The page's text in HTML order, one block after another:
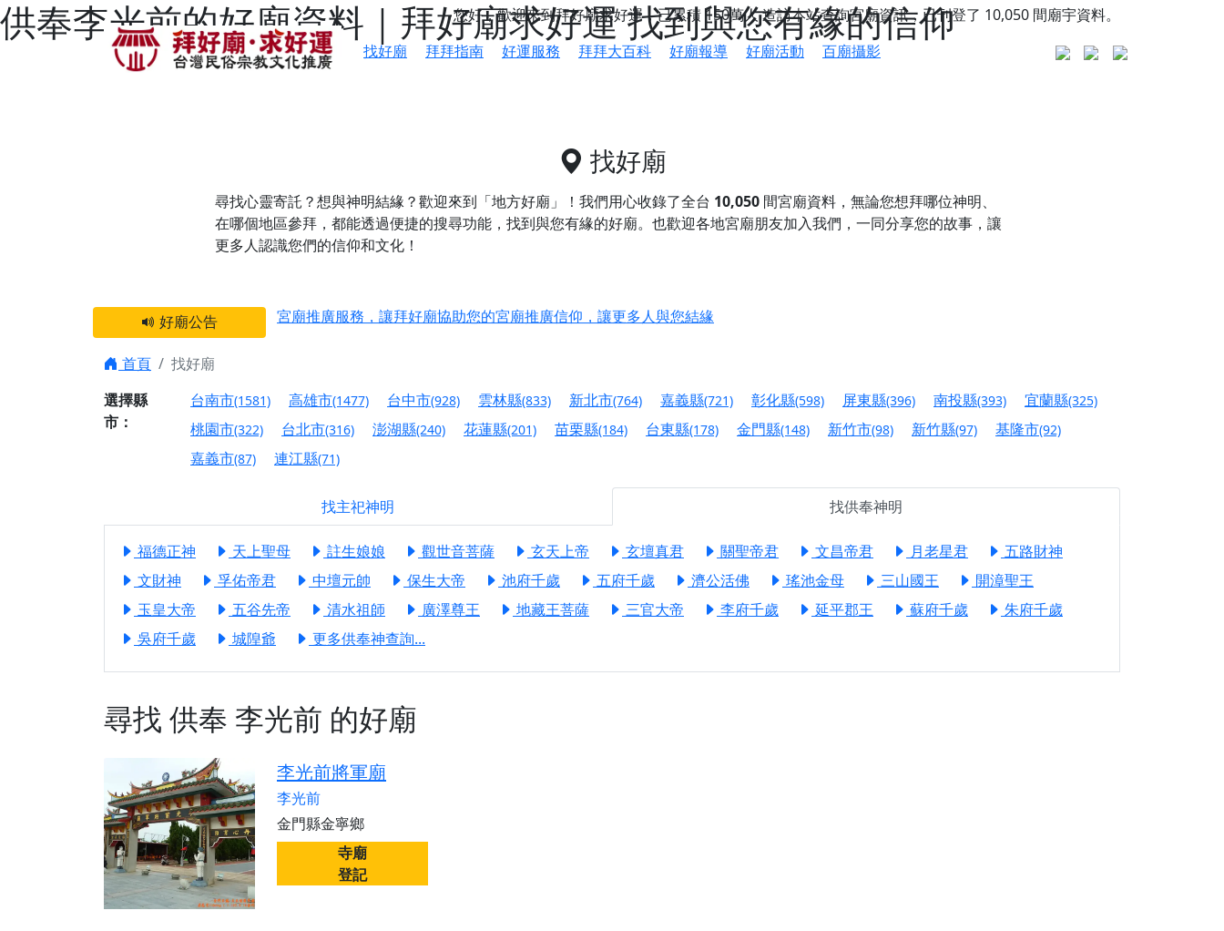
供奉李光前的好廟資料｜拜好廟求好運 找到與您有緣的信仰
您好，歡迎來到拜好廟求好運，已累積150萬人造訪本站查詢宮廟資訊，已刊登了 10,050 間廟宇資料。
找好廟
拜拜指南 好運服務 拜拜大百科 好廟報導 好廟活動 百廟攝影
找好廟
尋找心靈寄託？想與神明結緣？歡迎來到「地方好廟」！我們用心收錄了全台 10,050 間宮廟資料，無論您想拜哪位神明、
在哪個地區參拜，都能透過便捷的搜尋功能，找到與您有緣的好廟。 也歡迎各地宮廟朋友加入我們，一同分享您的故事，讓
更多人認識您們的信仰和文化！
好廟公告
宮廟推廣服務，讓拜好廟協助您的宮廟推廣信仰，讓更多人與您結緣
【台北北投 唭哩岸慈生宮】慶讚中元普渡法會，誠摯邀請您一同參與，為自己與家人累積福德、祈求平安好運
【屏東縣獅子鄉 楓港清華山聖天宮】驪山母娘聖誕暨中元普渡大法會，誠邀十方善信大德，一同回到母娘慈悲座前，祈福納祥、慎
終追遠、廣植福田
【桃園市 桃園蓮華寺】盂蘭盆中元報恩法會，這場法會不只是超薦與普渡，更是一份對祖先的感恩、對親人的思念，也是為家人祈
【桃園龜山 慈恩宮】丙午年梁皇寶懺法會，一念虔誠禮寶懺，一分懺悔植福田，誠邀十方善信大德共同參與。
【新北貢寮 南極玉明殿】中元普渡大法會，誠摯歡迎十方善信大德隨喜贊普，為祖先親眷祈求安息，也為自身與家人累積福德、種
下善緣。
【桃園慈善宮(天公廟)】中元普渡交給專業的來，省時省力又積福！「玉皇大帝 大天尊」 親自坐鎮主法！幫你累積的功德福報自然
是「超級加倍」！
【台北北投 福慶宮】慶讚中元普渡法會，誠摯邀請十方善信大德，一同回到北投土地公埔，祈願闔家平安、地方祥和、福運綿長。
【桃園龜山 慈恩宮】丙午年慶讚中元普渡法會，正是讓我們用善念與功德，迴向冥陽兩利、闔家平安的殊勝因緣。
【新北八里 紫德宮】丙午年中元普渡讚普超薦法會，普施眾生・慎終追遠・廣植福田
【台北北投金虎爺會】父親節陪爸爸一起闖關趣，邀請大小朋友一起留下珍貴的家庭回憶
【新北八里 紫德宮】父親節奉茶感恩活動，一杯茶，一份心意；一句感謝，一生難忘。
【桃園新屋 深圳玄天宮】農曆七月擴大犒軍科儀，吉祥月不只有普渡祈福，也有一份感謝守護的虔誠心意
【桃園新屋 深圳玄天宮】七娘媽聖誕祝壽慶典，誠摯邀請十方善信大德攜家帶眷前來參香，共同向七娘媽祝壽祈福
【桃園慈善宮(天公廟)】虎爺元帥 開光大典，祈求虎爺神威護持，庇佑闔家平安、財運亨通、事業順遂、百邪退散。
首頁
找好廟
選擇縣
市：
台南市(1581) 高雄市(1477) 台中市(928) 雲林縣(833) 新北市(764) 嘉義縣(721) 彰化縣(598) 屏東縣(396) 南投縣(393) 宜蘭縣(325)
桃園市(322) 台北市(316) 澎湖縣(240) 花蓮縣(201) 苗栗縣(184) 台東縣(178) 金門縣(148) 新竹市(98) 新竹縣(97) 基隆市(92)
嘉義市(87) 連江縣(71)
找主祀神明 找供奉神明
福德正神 天上聖母 註生娘娘 觀世音菩薩 玄天上帝 玄壇真君 關聖帝君 文昌帝君 月老星君
五路財神
文財神
孚佑帝君 中壇元帥 保生大帝 池府千歲 五府千歲 濟公活佛 瑤池金母 三山國王
開漳聖王
玉皇大帝
五谷先帝 清水祖師 廣澤尊王 地藏王菩薩 三官大帝 李府千歲 延平郡王 蘇府千歲
朱府千歲
吳府千歲
城隍爺 更多供奉神查詢...
尋找 供奉 李光前 的好廟
李光前將軍廟
李光前
金門縣金寧鄉
寺廟
登記